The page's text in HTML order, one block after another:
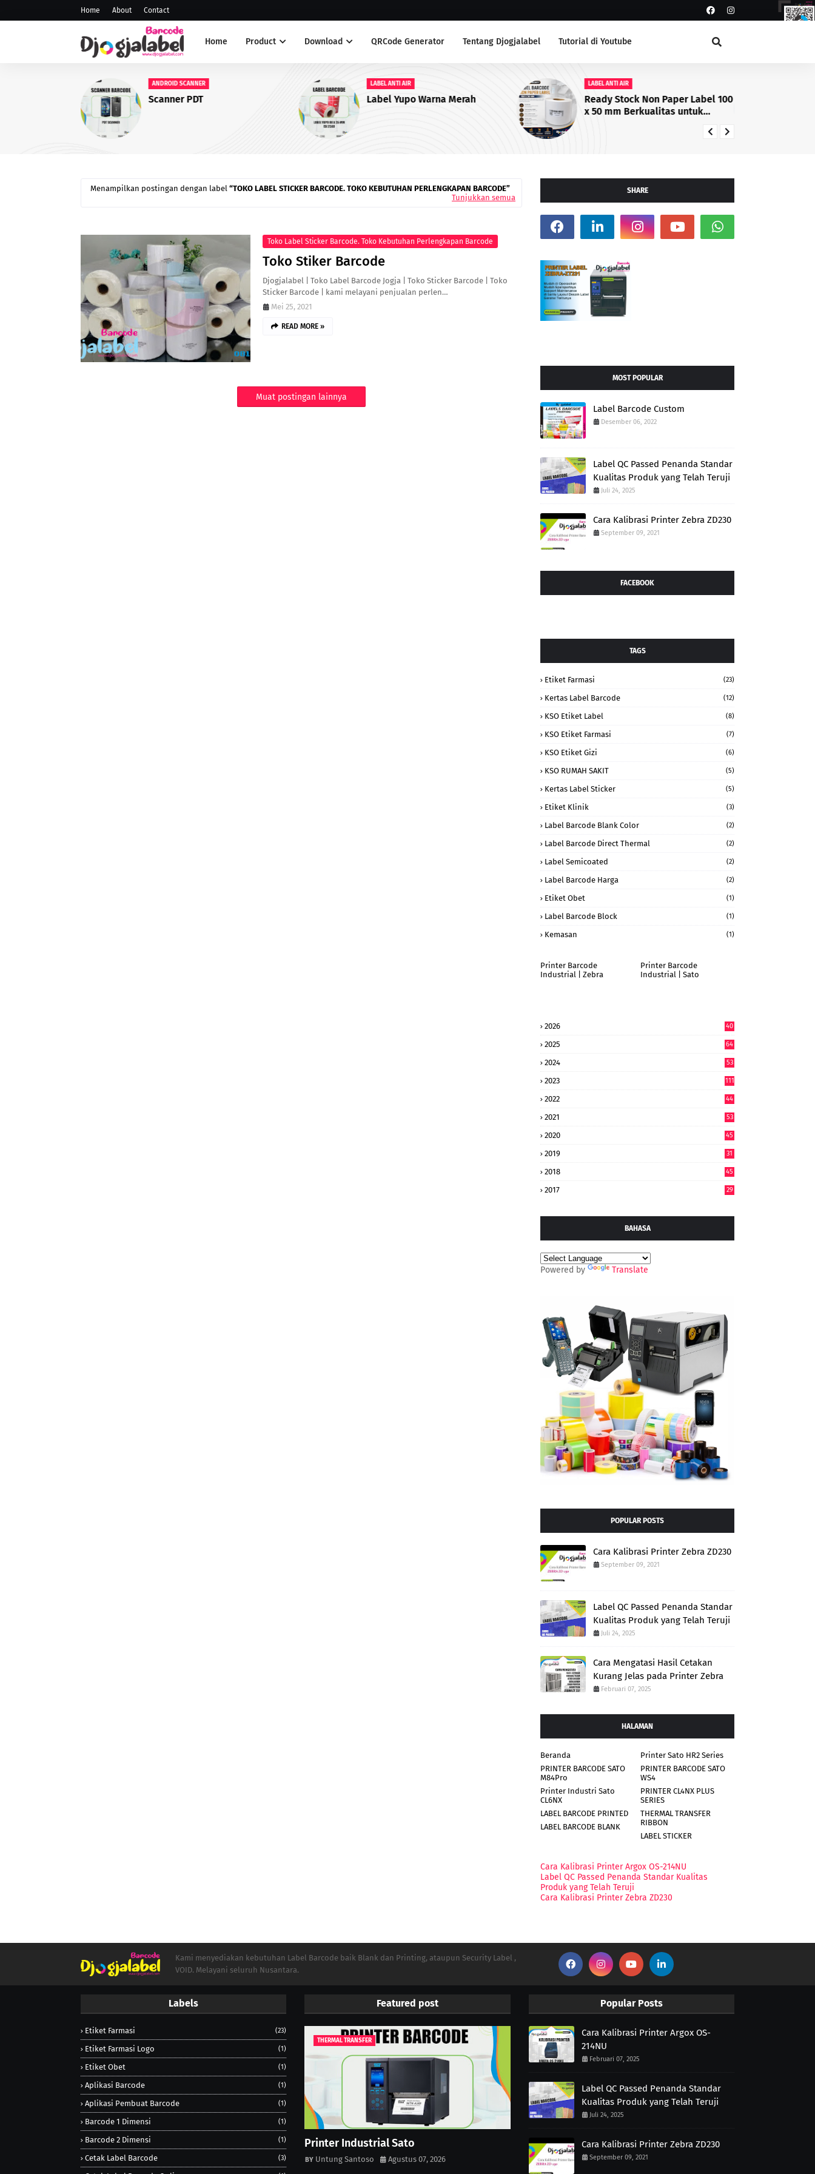
Home About Contact
Home Product Download QRCode Generator Tentang Djogjalabel Tutorial di Youtube
ANDROID SCANNER
Scanner PDT
LABEL ANTI AIR
Label Yupo Warna Merah
LABEL ANTI AIR
Ready Stock Non Paper Label 100
x 50 mm Berkualitas untuk
Menampilkan postingan dengan label TOKO LABEL STICKER BARCODE. TOKO KEBUTUHAN PERLENGKAPAN BARCODE
Tunjukkan semua
Toko Label Sticker Barcode. Toko Kebutuhan Perlengkapan Barcode
Toko Stiker Barcode
Djogjalabel | Toko Label Barcode Jogja | Toko Sticker Barcode | Toko
Sticker Barcode | kami melayani penjualan perlen…
Mei 25, 2021
READ MORE »
Muat postingan lainnya
SHARE
MOST POPULAR
Label Barcode Custom
Desember 06, 2022
Label QC Passed Penanda Standar
Kualitas Produk yang Telah Teruji
Juli 24, 2025
Cara Kalibrasi Printer Zebra ZD230
September 09, 2021
FACEBOOK
TAGS
Etiket Farmasi (23)
Kertas Label Barcode (12)
KSO Etiket Label (8)
KSO Etiket Farmasi (7)
KSO Etiket Gizi (6)
KSO RUMAH SAKIT (5)
Kertas Label Sticker (5)
Etiket Klinik (3)
Label Barcode Blank Color (2)
Label Barcode Direct Thermal (2)
Label Semicoated (2)
Label Barcode Harga (2)
Etiket Obet (1)
Label Barcode Block (1)
Kemasan (1)
Printer Barcode
Industrial | Zebra
Printer Barcode
Industrial | Sato
2026
40
2025
64
2024
53
2023 111
2022
44
2021 53
2020 45
2019 31
2018 45
2017 29
BAHASA
Powered by Translate
POPULAR POSTS
Cara Kalibrasi Printer Zebra ZD230
September 09, 2021
Label QC Passed Penanda Standar
Kualitas Produk yang Telah Teruji
Juli 24, 2025
Cara Mengatasi Hasil Cetakan
Kurang Jelas pada Printer Zebra
Februari 07, 2025
HALAMAN
Beranda
Printer Sato HR2 Series
PRINTER BARCODE SATO
M84Pro
PRINTER BARCODE SATO
WS4
Printer Industri Sato
CL6NX
PRINTER CL4NX PLUS
SERIES
LABEL BARCODE PRINTED
THERMAL TRANSFER
RIBBON
LABEL BARCODE BLANK
LABEL STICKER
Cara Kalibrasi Printer Argox OS-214NU
Label QC Passed Penanda Standar Kualitas
Produk yang Telah Teruji
Cara Kalibrasi Printer Zebra ZD230
Kami menyediakan kebutuhan Label Barcode baik Blank dan Printing, ataupun Security Label ,
VOID. Melayani seluruh Nusantara.
Labels
Etiket Farmasi (23)
Etiket Farmasi Logo (1)
Etiket Obet (1)
Aplikasi Barcode (1)
Aplikasi Pembuat Barcode (1)
Barcode 1 Dimensi (1)
Barcode 2 Dimensi (1)
Cetak Label Barcode (3)
Featured post
THERMAL TRANSFER
Printer Industrial Sato
Untung Santoso Agustus 07, 2026
Popular Posts
Cara Kalibrasi Printer Argox OS-
214NU
Februari 07, 2025
Label QC Passed Penanda Standar
Kualitas Produk yang Telah Teruji
Juli 24, 2025
Cara Kalibrasi Printer Zebra ZD230
September 09, 2021